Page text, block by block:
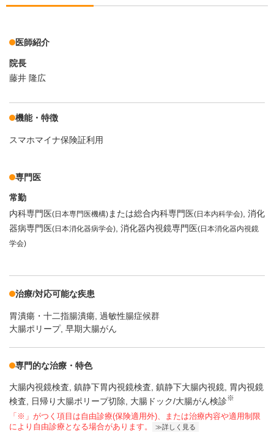
医師紹介
院長
藤井 隆広
機能・特徴
スマホマイナ保険証利用
専門医
常勤
内科専門医(日本専門医機構)または総合内科専門医(日本内科学会) 消化
器病専門医(日本消化器病学会) 消化器内視鏡専門医(日本消化器内視鏡
学会)
治療/対応可能な疾患
胃潰瘍・十二指腸潰瘍 過敏性腸症候群
大腸ポリープ, 早期大腸がん
専門的な治療・特色
大腸内視鏡検査 鎮静下胃内視鏡検査 鎮静下大腸内視鏡
胃内視鏡
検査
日帰り大腸ポリープ切除 大腸ドック/大腸がん検診※
「※」がつく項目は自由診療(保険適用外)、または治療内容や適用制限
により自由診療となる場合があります。
詳しく見る